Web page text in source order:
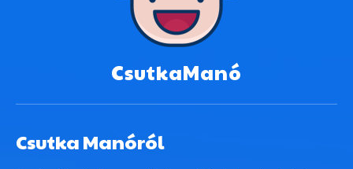
CsutkaManó
Csutka Manóról